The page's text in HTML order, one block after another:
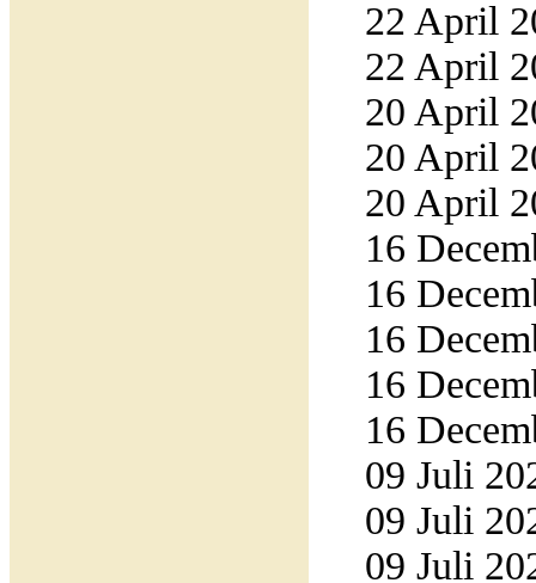
22 April
22 April
20 April
20 April
20 April
16
16
16
16
16
09 Juli
09 Juli
09 Juli